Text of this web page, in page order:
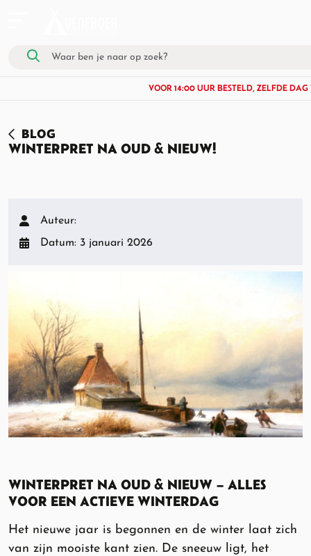
VOOR 14:00 UUR BESTELD, ZELFDE DAG
WINTERPRET NA OUD & NIEUW!
BLOG
Auteur:
Datum: 3 januari 2026
WINTERPRET NA OUD & NIEUW – ALLES
VOOR EEN ACTIEVE WINTERDAG
Het nieuwe jaar is begonnen en de winter laat zich
van zijn mooiste kant zien. De sneeuw ligt, het